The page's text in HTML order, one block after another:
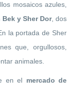
mosaicos azules,
Bek y Sher Dor, dos
la portada de Sher
que, orgullosos,
animales.
en el mercado de